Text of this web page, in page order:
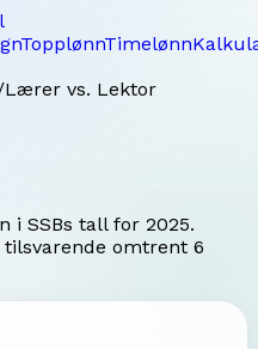
TopplønnTimelønn
Lærer vs. Lektor
i SSBs tall for 2025.
tilsvarende omtrent 6